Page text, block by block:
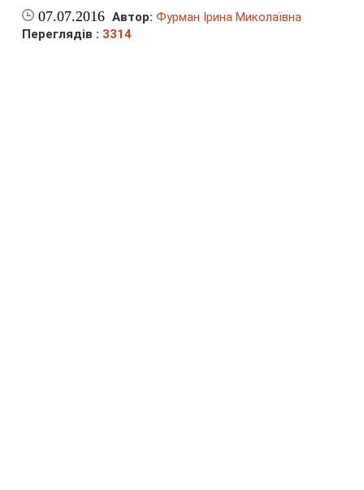
07.07.2016 Автор: Фурман Ірина Миколаївна
Переглядів : 3314